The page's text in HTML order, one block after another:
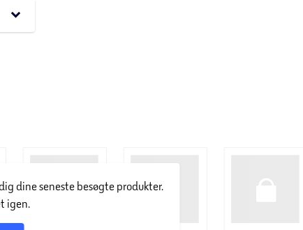
keyboard_arrow_down
dine seneste besøgte produkter.
igen.